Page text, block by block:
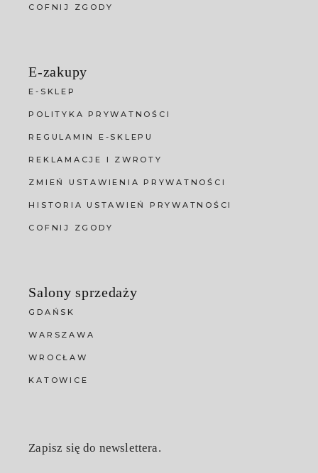
COFNIJ ZGODY
E-zakupy
E-SKLEP
POLITYKA PRYWATNOŚCI
REGULAMIN E-SKLEPU
REKLAMACJE I ZWROTY
ZMIEŃ USTAWIENIA PRYWATNOŚCI
HISTORIA USTAWIEŃ PRYWATNOŚCI
COFNIJ ZGODY
Salony sprzedaży
GDAŃSK
WARSZAWA
WROCŁAW
KATOWICE
Zapisz się do newslettera.